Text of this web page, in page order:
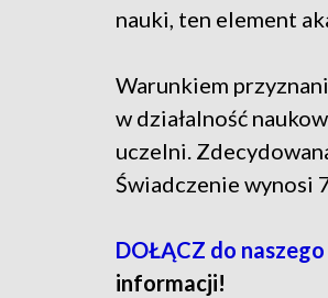
nauki, ten element
Warunkiem
w działalność
uczelni.
Świadczenie wynosi
DOŁĄCZ do
informacji!